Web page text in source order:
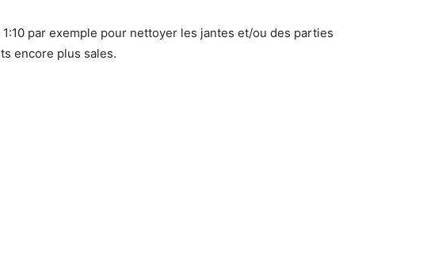
par exemple pour nettoyer les jantes et/ou des parties
encore plus sales.